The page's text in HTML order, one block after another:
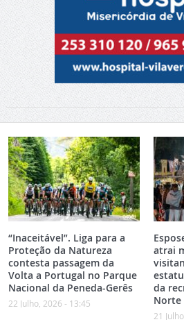
“Inaceitável”. Liga para a
Proteção da Natureza
contesta passagem da
Volta a Portugal no Parque
Nacional da Peneda-Gerês
22 Julho, 2026 - 13:45
atrai
da
Norte
21